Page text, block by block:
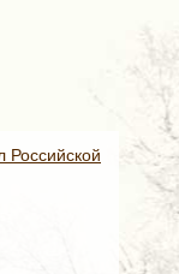
Российской